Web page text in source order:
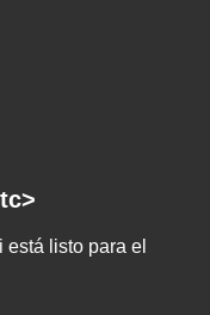
listo para el